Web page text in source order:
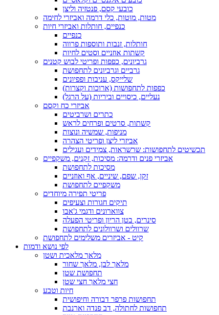
כובעי קסם, פנטזיה וליצן
מטות, מוטות, כלי דרמה ואביזרי לחימה
כנפיים, חותלות ואביזרי חיות
כנפיים
חותלות, זנבות ותוספות פרווה
קשתות אוזניים וסטים לחיות
גרביונים, כפפות ופריטי לבוש קטנים
גרביים וגרביונים לתחפושת
שלייקס, עניבות ופפיונים
כפפות לתחפושות (ארוכות וקצרות)
נעליים, כיסויים וביריות (על הרגל)
אביזרי כח וקסם
כתרים ושרביטים
קשתות, סרטים ופרחים לראש
מניפות, שמשיה ונוצות
אביזרי ליצן ופריטי הצהרה
תכשיטים לתחפושות: שרשראות, צמידים ועגילים
אביזרי פנים ודרמה: מסיכות, זקנים, משקפיים
מסיכות לתחפושת
זקן, שפם, שיניים, אף ואוזניים
משקפיים לתחפושת
פריטי תפירה מיוחדים
תיקים חגורות וצעיפים
צווארונים ודגמי ג'אבו
סינרים, בטן הריון ופריטי הפעלה
שרוולים ושרוולונים לתחפושת
קיט - אביזרים משלימים לתחפושת
לפי נושא ודמות
מלאך מלאכית ושטן
מלאך לבן, מלאך שחור
תחפושת שטן
חצי מלאך חצי שטן
חיות וטבע
תחפושות פרפר דבורה וחיפושית
תחפושות לחתולה, דב פנדה וארנבת